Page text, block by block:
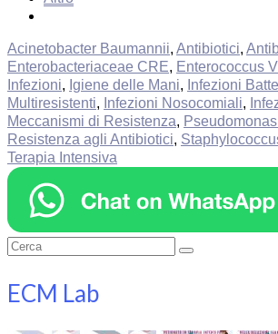
Acinetobacter Baumannii, Antibiotici,
Enterobacteriaceae CRE, Enterococcus
Infezioni, Igiene delle Mani, Infezioni
Multiresistenti, Infezioni Nosocomiali,
Meccanismi di Resistenza,
Resistenza agli Antibiotici,
Terapia Intensiva
Cerca:
ECM Lab